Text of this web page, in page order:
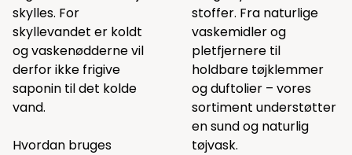
skylles. For
skyllevandet er koldt
og vaskenødderne vil
derfor ikke frigive
saponin til det kolde
vand.
Hvordan bruges
stoffer. Fra naturlige
vaskemidler og
pletfjernere til
holdbare tøjklemmer
og duftolier – vores
sortiment understøtter
en sund og naturlig
tøjvask.